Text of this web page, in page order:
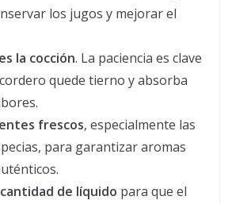
los jugos y mejorar el
la cocción. La paciencia es clave
quede tierno y absorba
frescos, especialmente las
para garantizar aromas
de líquido para que el